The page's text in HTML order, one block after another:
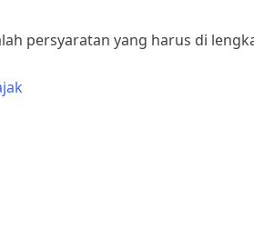
persyaratan yang harus di